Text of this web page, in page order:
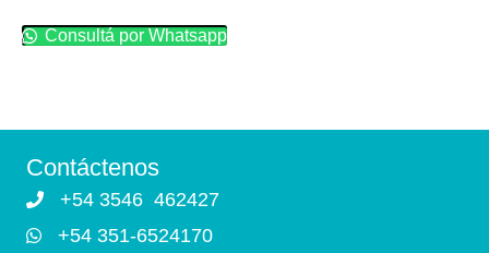
Consultá por Whatsapp
Contáctenos
+54 3546 462427
+54 351-6524170